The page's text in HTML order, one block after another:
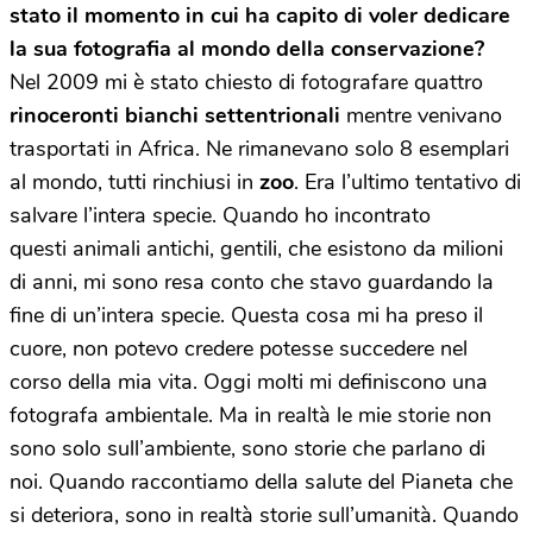
stato il momento in cui ha capito di voler dedicare
la sua fotografia al mondo della conservazione?
Nel 2009 mi è stato chiesto di fotografare quattro
rinoceronti bianchi settentrionali mentre venivano
trasportati in Africa. Ne rimanevano solo 8 esemplari
al mondo, tutti rinchiusi in zoo. Era l’ultimo tentativo di
salvare l’intera specie. Quando ho incontrato
questi animali antichi, gentili, che esistono da milioni
di anni, mi sono resa conto che stavo guardando la
fine di un’intera specie. Questa cosa mi ha preso il
cuore, non potevo credere potesse succedere nel
corso della mia vita. Oggi molti mi definiscono una
fotografa ambientale. Ma in realtà le mie storie non
sono solo sull’ambiente, sono storie che parlano di
noi. Quando raccontiamo della salute del Pianeta che
si deteriora, sono in realtà storie sull’umanità. Quando